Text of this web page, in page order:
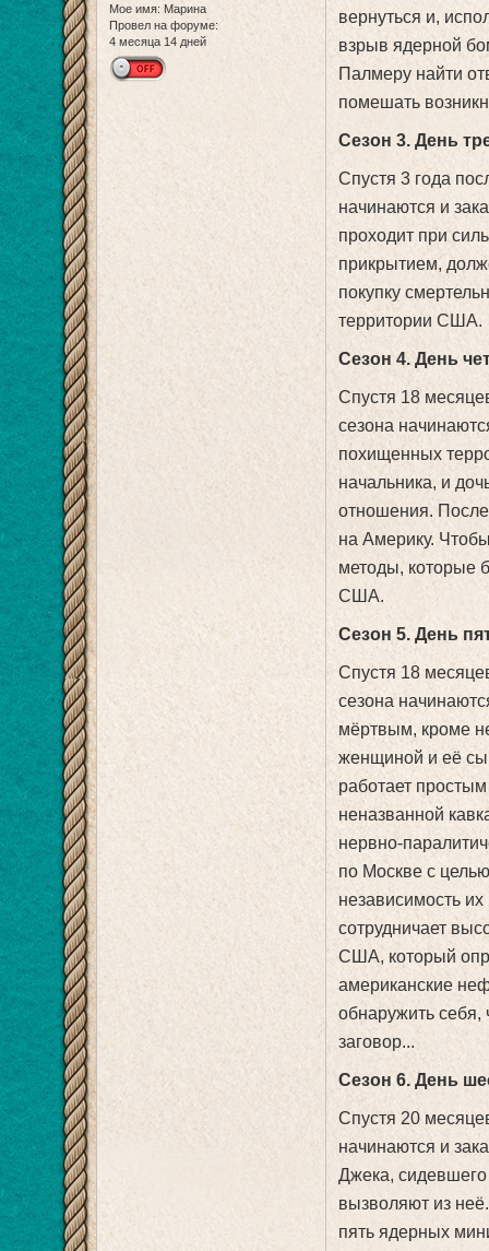
Мое имя: Марина
Провел на форуме:
4 месяца 14 дней
вернуться и,
взрыв ядерной
Палмеру найти
помешать
Сезон 3. День
Спустя 3 года
начинаются и
проходит при
прикрытием,
покупку
территории США.
Сезон 4. День
Спустя 18
сезона
похищенных
начальника, и
отношения.
на Америку.
методы, которые
США.
Сезон 5. День
Спустя 18
сезона
мёртвым, кроме
женщиной и её
работает
неназванной
нервно-
по Москве с
независимость
сотрудничает
США, который
американские
обнаружить себя,
заговор...
Сезон 6. День
Спустя 20
начинаются и
Джека, сидевшего
вызволяют из
пять ядерных